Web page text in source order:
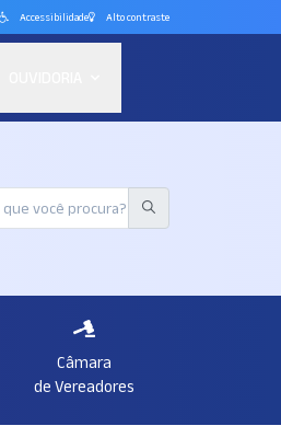
Accessibilidade Alto contraste
Câmara
de Vereadores